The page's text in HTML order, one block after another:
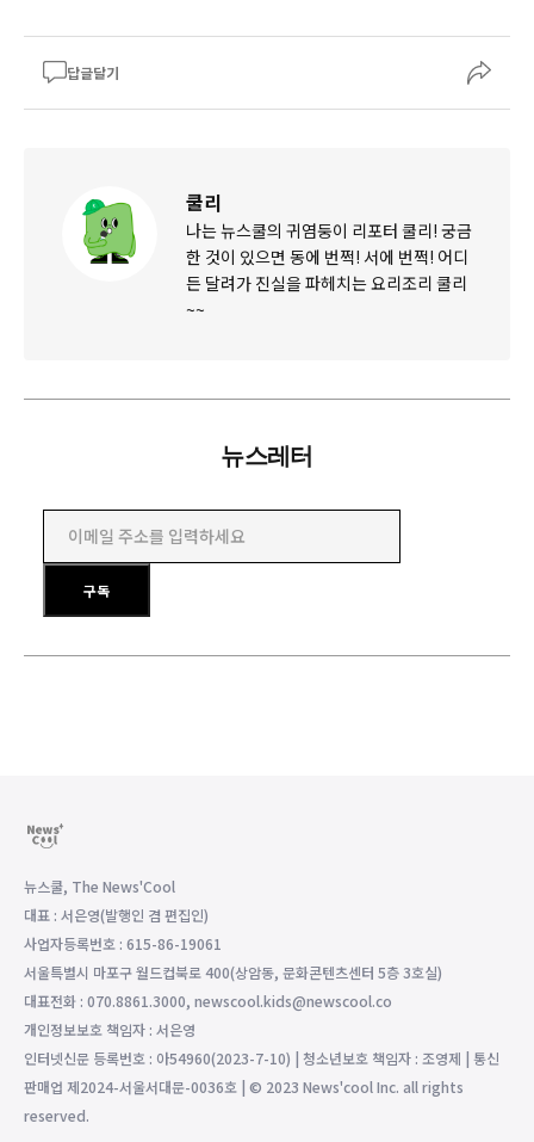
답글달기
쿨리
나는 뉴스쿨의 귀염둥이 리포터 쿨리! 궁금
한 것이 있으면 동에 번쩍! 서에 번쩍! 어디
든 달려가 진실을 파헤치는 요리조리 쿨리
~~
뉴스레터
구독
뉴스쿨, The News'Cool
대표 : 서은영(발행인 겸 편집인)
사업자등록번호 : 615-86-19061
서울특별시 마포구 월드컵북로 400(상암동, 문화콘텐츠센터 5층 3호실)
대표전화 : 070.8861.3000, newscool.kids@newscool.co
개인정보보호 책임자 : 서은영
인터넷신문 등록번호 : 아54960(2023-7-10) | 청소년보호 책임자 : 조영제 | 통신
판매업 제2024-서울서대문-0036호 | © 2023 News'cool Inc. all rights
reserved.